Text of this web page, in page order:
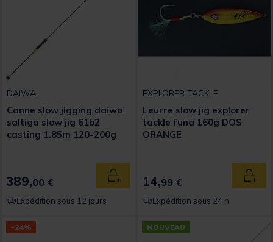
DAIWA
Canne slow jigging daiwa
saltiga slow jig 61b2
casting 1.85m 120-200g
389,00 € Ajouter au panier
Expédition sous 12 jours
EXPLORER TACKLE
Leurre slow jig explorer
tackle funa 160g DOS
ORANGE
14,99 €
Expédition sous 24 h
-24% NOUVEAU